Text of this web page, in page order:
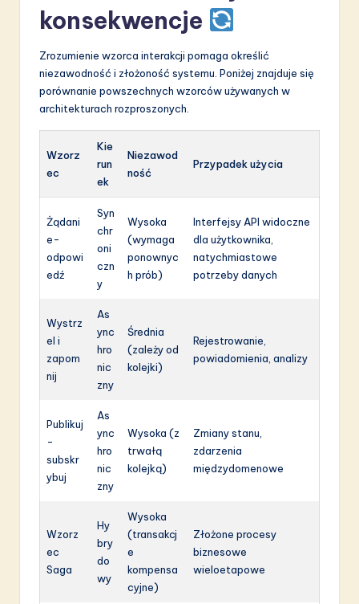
konsekwencje
Zrozumienie wzorca interakcji pomaga określić
niezawodność i złożoność systemu. Poniżej znajduje się
porównanie powszechnych wzorców używanych w
architekturach rozproszonych.
Wzorz
ec
Kie
run
ek
Niezawod
ność
Przypadek użycia
Żądani
e-
odpowi
edź
Syn
chr
oni
czn
y
Wysoka
(wymaga
ponownyc
h prób)
Interfejsy API widoczne
dla użytkownika,
natychmiastowe
potrzeby danych
Wystrz
el i
zapom
nij
As
ync
hro
nic
zny
Średnia
(zależy od
kolejki)
Rejestrowanie,
powiadomienia, analizy
Publikuj
-
subskr
ybuj
As
ync
hro
nic
zny
Wysoka (z
trwałą
kolejką)
Zmiany stanu,
zdarzenia
międzydomenowe
Wzorz
ec
Saga
Hy
bry
do
wy
Wysoka
(transakcj
e
kompensa
cyjne)
Złożone procesy
biznesowe
wieloetapowe